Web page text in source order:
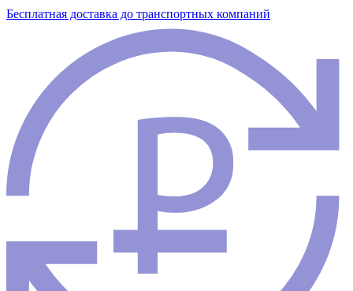
Бесплатная доставка до транспортных компаний